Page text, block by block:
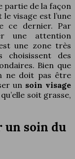
partie de la façon
visage est l’une
ce dernier. Par
une attention
une zone très
choisissent des
Bien que
ne doit pas être
un soin visage
soit grasse,
un soin du